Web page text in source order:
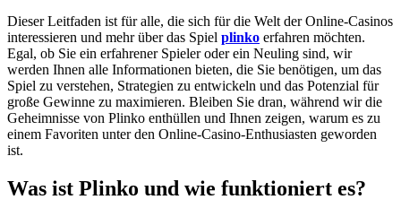
Dieser Leitfaden ist für alle, die sich für die Welt der Online-Casinos
interessieren und mehr über das Spiel plinko erfahren möchten.
Egal, ob Sie ein erfahrener Spieler oder ein Neuling sind, wir
werden Ihnen alle Informationen bieten, die Sie benötigen, um das
Spiel zu verstehen, Strategien zu entwickeln und das Potenzial für
große Gewinne zu maximieren. Bleiben Sie dran, während wir die
Geheimnisse von Plinko enthüllen und Ihnen zeigen, warum es zu
einem Favoriten unter den Online-Casino-Enthusiasten geworden
ist.
Was ist Plinko und wie funktioniert es?